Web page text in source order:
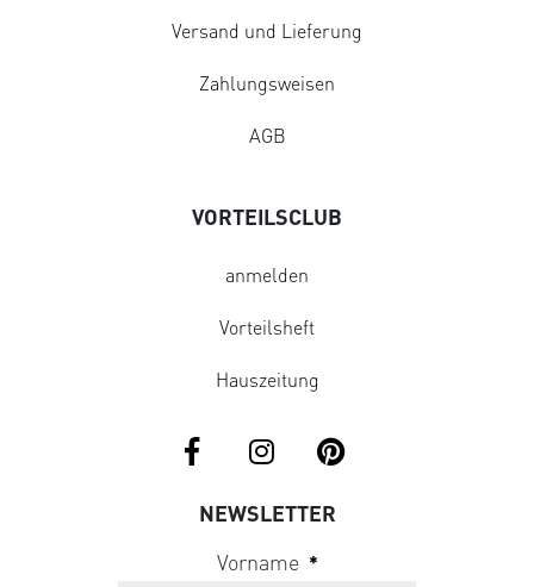
Versand und Lieferung
Zahlungsweisen
AGB
VORTEILSCLUB
anmelden
Vorteilsheft
Hauszeitung
NEWSLETTER
Vorname *